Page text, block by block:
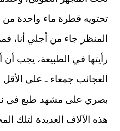
تحتويه قطرة ماء واحدة
المنظر جاء من أجلي أنا،
رأيتها في الطبيعة، يجب
العجائب جمعاء ـ على الأقل
بصري على مشهد طبع في
هذه الآلاف العديدة لتلك